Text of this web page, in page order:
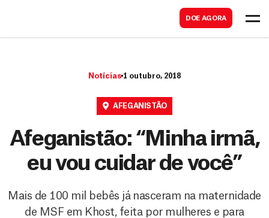
DOE AGORA
Notícias 1 outubro, 2018
AFEGANISTÃO
Afeganistão: “Minha irmã,
eu vou cuidar de você”
Mais de 100 mil bebês já nasceram na maternidade
de MSF em Khost, feita por mulheres e para
a
r